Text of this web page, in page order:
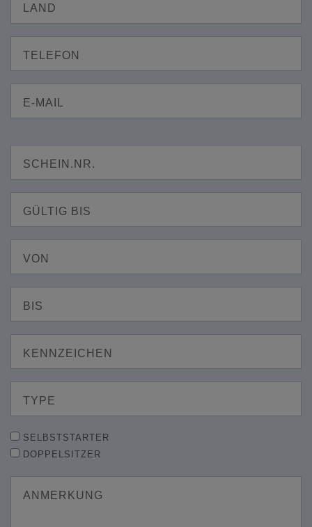
LAND
TELEFON
E-MAIL
SCHEIN.NR.
GÜLTIG BIS
VON
BIS
KENNZEICHEN
TYPE
SELBSTSTARTER
DOPPELSITZER
ANMERKUNG